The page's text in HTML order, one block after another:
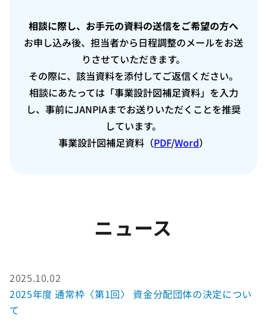
相談に際し、お手元の資料の送信をご希望の方へ
お申し込み後、担当者から日程調整のメールをお送
りさせていただきます。
その際に、該当資料を添付してご返信ください。
相談にあたっては「事業設計図補足資料」を入力
し、事前にJANPIAまでお送りいただくことを推奨
しています。
事業設計図補足資料（PDF/Word）
ニュース
2025.10.02
2025年度 通常枠〈第1回〉 資金分配団体の決定につい
て